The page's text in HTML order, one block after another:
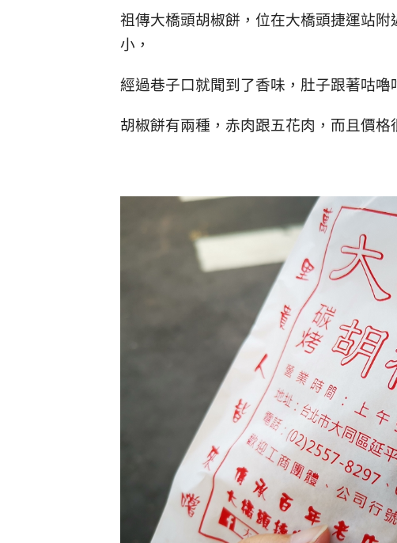
祖傳大橋頭胡椒餅，位在大橋頭捷運站
小，
經過巷子口就聞到了香味，肚子跟著咕嚕
胡椒餅有兩種，赤肉跟五花肉，而且價